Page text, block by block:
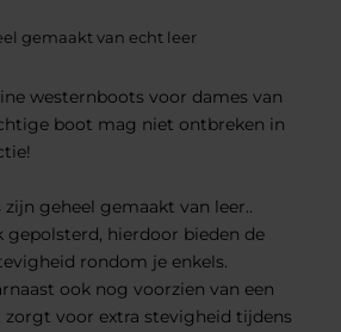
gemaakt van echt leer
westernboots voor dames van
boot mag niet ontbreken in
geheel gemaakt van leer..
gepolsterd, hierdoor bieden de
rondom je enkels.
ook nog voorzien van een
zorgt voor extra stevigheid tijdens